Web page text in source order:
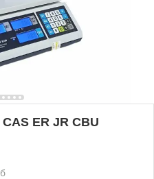
CAS ER JR CBU